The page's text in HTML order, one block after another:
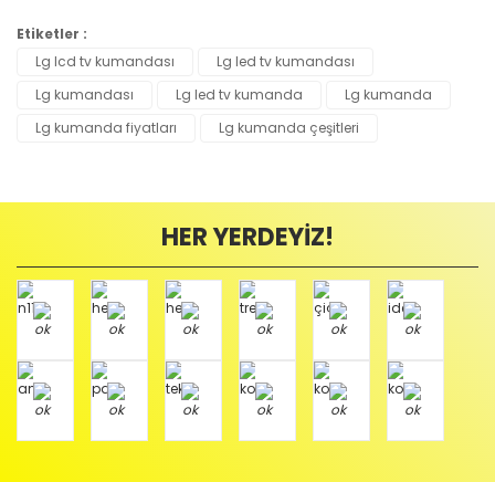
Etiketler :
Lg lcd tv kumandası
Lg led tv kumandası
Lg kumandası
Lg led tv kumanda
Lg kumanda
Lg kumanda fiyatları
Lg kumanda çeşitleri
HER YERDEYİZ!